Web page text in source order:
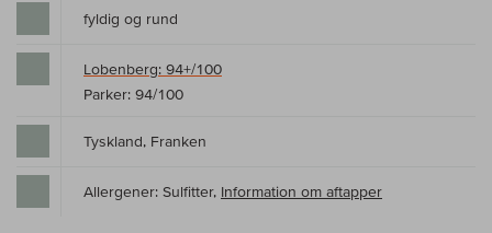
fyldig og rund
Lobenberg: 94+/100
Parker: 94/100
Tyskland, Franken
Allergener: Sulfitter, Information om aftapper